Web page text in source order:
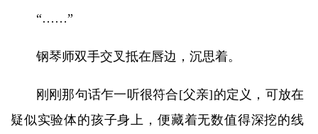
“……”
钢琴师双手交叉抵在唇边，沉思着。
刚刚那句话乍一听很符合[父亲]的定义，可放在
疑似实验体的孩子身上，便藏着无数值得深挖的线